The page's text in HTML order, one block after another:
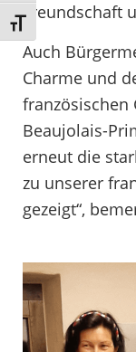
Schrift vergrößern
Freundschaft
Auch
Charme und
französischen
Beaujolais-
erneut die
zu unserer
gezeigt“,